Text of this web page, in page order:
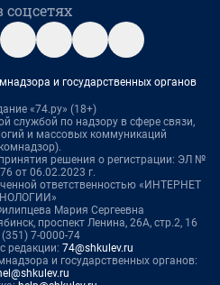
и государственных органов
«74.ру» (18+)
службой по надзору в сфере связи,
и массовых коммуникаций
решения о регистрации: ЭЛ №
от 06.02.2023 г.
ответственностью «ИНТЕРНЕТ
Мария Сергеевна
проспект Ленина, 26А, стр.2, 16
7-0000-74
редакции: 74@shkulev.ru
и государственных органов: